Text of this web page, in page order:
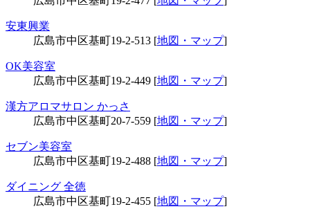
安東興業
広島市中区基町19-2-513 [地図・マップ]
OK美容室
広島市中区基町19-2-449 [地図・マップ]
漢方アロマサロン かっさ
広島市中区基町20-7-559 [地図・マップ]
セブン美容室
広島市中区基町19-2-488 [地図・マップ]
ダイニング 全徳
広島市中区基町19-2-455 [地図・マップ]